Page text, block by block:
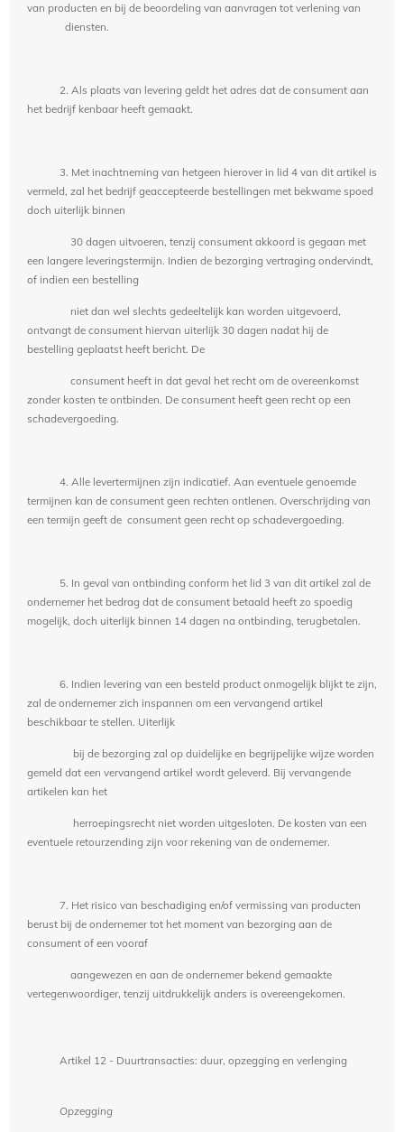
van producten en bij de beoordeling van aanvragen tot verlening van
diensten.
2. Als plaats van levering geldt het adres dat de consument aan
het bedrijf kenbaar heeft gemaakt.
3. Met inachtneming van hetgeen hierover in lid 4 van dit artikel is
vermeld, zal het bedrijf geaccepteerde bestellingen met bekwame spoed
doch uiterlijk binnen
30 dagen uitvoeren, tenzij consument akkoord is gegaan met
een langere leveringstermijn. Indien de bezorging vertraging ondervindt,
of indien een bestelling
niet dan wel slechts gedeeltelijk kan worden uitgevoerd,
ontvangt de consument hiervan uiterlijk 30 dagen nadat hij de
bestelling geplaatst heeft bericht. De
consument heeft in dat geval het recht om de overeenkomst
zonder kosten te ontbinden. De consument heeft geen recht op een
schadevergoeding.
4. Alle levertermijnen zijn indicatief. Aan eventuele genoemde
termijnen kan de consument geen rechten ontlenen. Overschrijding van
een termijn geeft de consument geen recht op schadevergoeding.
5. In geval van ontbinding conform het lid 3 van dit artikel zal de
ondernemer het bedrag dat de consument betaald heeft zo spoedig
mogelijk, doch uiterlijk binnen 14 dagen na ontbinding, terugbetalen.
6. Indien levering van een besteld product onmogelijk blijkt te zijn,
zal de ondernemer zich inspannen om een vervangend artikel
beschikbaar te stellen. Uiterlijk
bij de bezorging zal op duidelijke en begrijpelijke wijze worden
gemeld dat een vervangend artikel wordt geleverd. Bij vervangende
artikelen kan het
herroepingsrecht niet worden uitgesloten. De kosten van een
eventuele retourzending zijn voor rekening van de ondernemer.
7. Het risico van beschadiging en/of vermissing van producten
berust bij de ondernemer tot het moment van bezorging aan de
consument of een vooraf
aangewezen en aan de ondernemer bekend gemaakte
vertegenwoordiger, tenzij uitdrukkelijk anders is overeengekomen.
Artikel 12 - Duurtransacties: duur, opzegging en verlenging
Opzegging